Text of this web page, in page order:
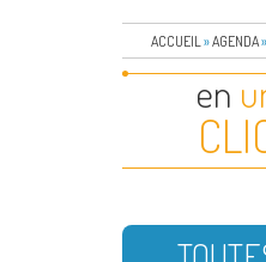
ACCUEIL »AGENDA»
en